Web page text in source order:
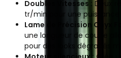
Doubles Vitesses :
Deux
tr/min pour une
Lame de Précision Onyx
une longueur de coupe
pour des looks dégradés